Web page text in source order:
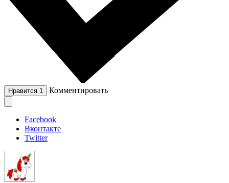
Нравится 1 Комментировать
Facebook
Вконтакте
Twitter